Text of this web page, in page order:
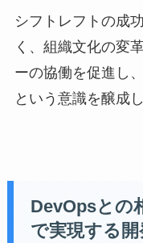
シフトレフトの成
く、組織文化の変
ーの協働を促進し
という意識を醸成
DevOpsとの
で実現する